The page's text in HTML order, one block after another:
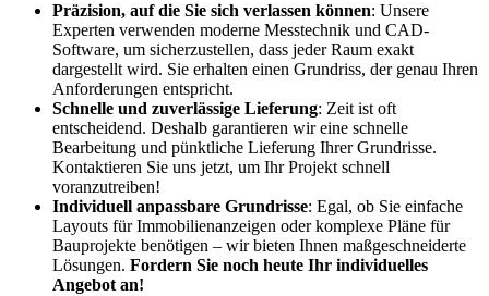
Präzision, auf die Sie sich verlassen können: Unsere
Experten verwenden moderne Messtechnik und CAD-
Software, um sicherzustellen, dass jeder Raum exakt
dargestellt wird. Sie erhalten einen Grundriss, der genau Ihren
Anforderungen entspricht.
Schnelle und zuverlässige Lieferung: Zeit ist oft
entscheidend. Deshalb garantieren wir eine schnelle
Bearbeitung und pünktliche Lieferung Ihrer Grundrisse.
Kontaktieren Sie uns jetzt, um Ihr Projekt schnell
voranzutreiben!
Individuell anpassbare Grundrisse: Egal, ob Sie einfache
Layouts für Immobilienanzeigen oder komplexe Pläne für
Bauprojekte benötigen – wir bieten Ihnen maßgeschneiderte
Lösungen. Fordern Sie noch heute Ihr individuelles
Angebot an!